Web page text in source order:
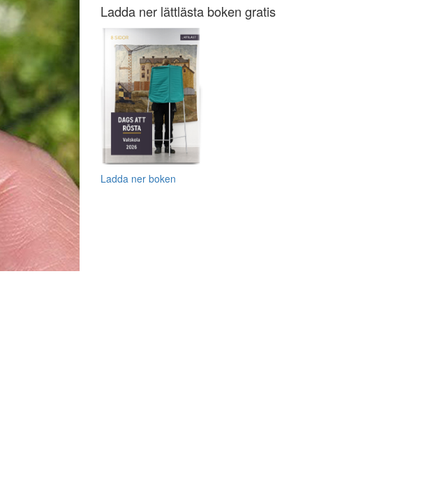
Ladda ner lättlästa boken gratis
Ladda ner boken